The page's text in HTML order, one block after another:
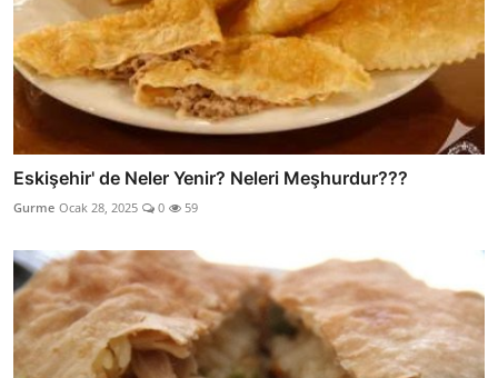
Eskişehir' de Neler Yenir? Neleri Meşhurdur???
Gurme Ocak 28, 2025 0 59